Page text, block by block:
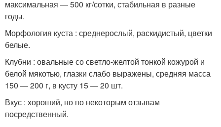
максимальная — 500 кг/сотки, стабильная в разные
годы.
Морфология куста : среднерослый, раскидистый, цветки
белые.
Клубни : овальные со светло-желтой тонкой кожурой и
белой мякотью, глазки слабо выражены, средняя масса
150 — 200 г, в кусту 15 — 20 шт.
Вкус : хороший, но по некоторым отзывам
посредственный.